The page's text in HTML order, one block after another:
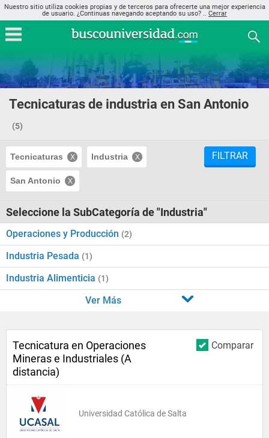
Nuestro sitio utiliza cookies propias y de terceros para ofrecerte una mejor experiencia
de usuario. ¿Continuas navegando aceptando su uso? .. Cerrar
Tecnicaturas de industria en San Antonio
(5)
Tecnicaturas Industria
San Antonio
FILTRAR
Seleccione la SubCategoría de "Industria"
Operaciones y Producción (2)
Industria Pesada (1)
Industria Alimenticia (1)
Ver Más
Comparar
Tecnicatura en Operaciones
Mineras e Industriales (A
distancia)
Universidad Católica de Salta